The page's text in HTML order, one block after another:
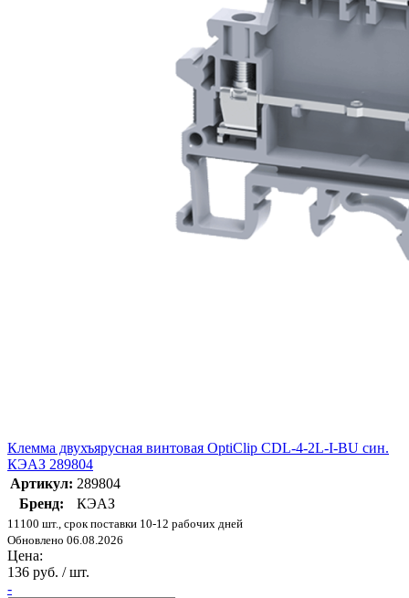
Клемма двухъярусная винтовая OptiClip CDL-4-2L-I-BU син.
КЭАЗ 289804
Артикул: 289804
Бренд:
КЭАЗ
11100 шт., срок поставки 10-12 рабочих дней
Обновлено 06.08.2026
Цена:
136 руб. / шт.
-